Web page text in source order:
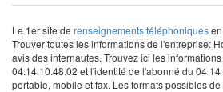
Le 1er site de renseignements téléphoniques
Trouver toutes les informations de l'entreprise:
avis des internautes. Trouvez ici les
04.14.10.48.02 et l'identité de l'abonné du 04
portable, mobile et fax. Les formats possibles